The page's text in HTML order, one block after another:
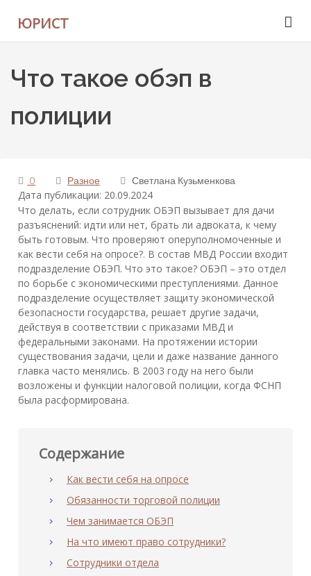
ЮРИСТ
Что такое обэп в
полиции
0 Разное Светлана Кузьменкова
Дата публикации: 20.09.2024
Что делать, если сотрудник ОБЭП вызывает для дачи
разъяснений: идти или нет, брать ли адвоката, к чему
быть готовым. Что проверяют оперуполномоченные и
как вести себя на опросе?. В состав МВД России входит
подразделение ОБЭП. Что это такое? ОБЭП – это отдел
по борьбе с экономическими преступлениями. Данное
подразделение осуществляет защиту экономической
безопасности государства, решает другие задачи,
действуя в соответствии с приказами МВД и
федеральными законами. На протяжении истории
существования задачи, цели и даже название данного
главка часто менялись. В 2003 году на него были
возложены и функции налоговой полиции, когда ФСНП
была расформирована.
Содержание
Как вести себя на опросе
Обязанности торговой полиции
Чем занимается ОБЭП
На что имеют право сотрудники?
Сотрудники отдела